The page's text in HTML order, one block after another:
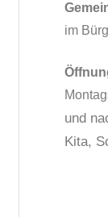
im
und
Kita,